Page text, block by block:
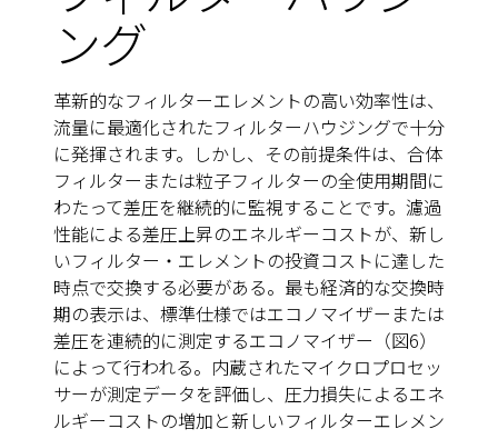
ング
革新的なフィルターエレメントの高い効率性は、
流量に最適化されたフィルターハウジングで十分
に発揮されます。しかし、その前提条件は、合体
フィルターまたは粒子フィルターの全使用期間に
わたって差圧を継続的に監視することです。濾過
性能による差圧上昇のエネルギーコストが、新し
いフィルター・エレメントの投資コストに達した
時点で交換する必要がある。最も経済的な交換時
期の表示は、標準仕様ではエコノマイザーまたは
差圧を連続的に測定するエコノマイザー（図6）
によって行われる。内蔵されたマイクロプロセッ
サーが測定データを評価し、圧力損失によるエネ
ルギーコストの増加と新しいフィルターエレメン